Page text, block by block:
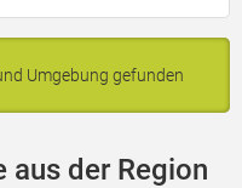
Umgebung gefunden
aus der Region